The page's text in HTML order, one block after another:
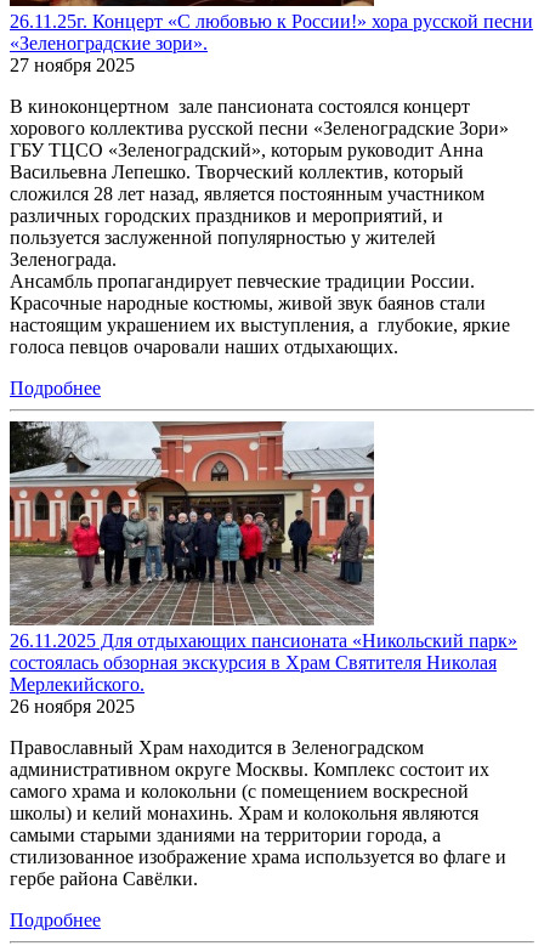
26.11.25г. Концерт «С любовью к России!» хора русской песни
«Зеленоградские зори».
27 ноября 2025
В киноконцертном зале пансионата состоялся концерт
хорового коллектива русской песни «Зеленоградские Зори»
ГБУ ТЦСО «Зеленоградский», которым руководит Анна
Васильевна Лепешко. Творческий коллектив, который
сложился 28 лет назад, является постоянным участником
различных городских праздников и мероприятий, и
пользуется заслуженной популярностью у жителей
Зеленограда.
Ансамбль пропагандирует певческие традиции России.
Красочные народные костюмы, живой звук баянов стали
настоящим украшением их выступления, а глубокие, яркие
голоса певцов очаровали наших отдыхающих.
Подробнее
26.11.2025 Для отдыхающих пансионата «Никольский парк»
состоялась обзорная экскурсия в Храм Святителя Николая
Мерлекийского.
26 ноября 2025
Православный Храм находится в Зеленоградском
административном округе Москвы. Комплекс состоит их
самого храма и колокольни (с помещением воскресной
школы) и келий монахинь. Храм и колокольня являются
самыми старыми зданиями на территории города, а
стилизованное изображение храма используется во флаге и
гербе района Савёлки.
Подробнее